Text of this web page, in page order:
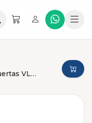
Brazo Hidraulico Visalock Cierrapuertas VL63 (40-65kg)